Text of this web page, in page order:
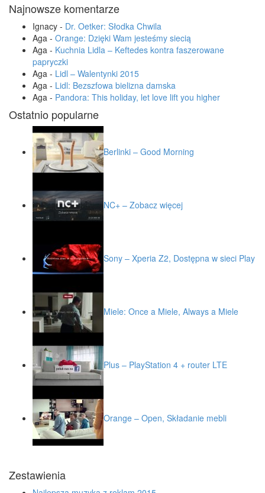
Najnowsze komentarze
Ignacy - Dr. Oetker: Słodka Chwila
Aga - Orange: Dzięki Wam jesteśmy siecią
Aga - Kuchnia Lidla – Keftedes kontra faszerowane
papryczki
Aga - Lidl – Walentynki 2015
Aga - Lidl: Bezszfowa bielizna damska
Aga - Pandora: This holiday, let love lift you higher
Ostatnio popularne
Berlinki – Good Morning
NC+ – Zobacz więcej
Sony – Xperia Z2, Dostępna w sieci Play
Miele: Once a Miele, Always a Miele
Plus – PlayStation 4 + router LTE
Orange – Open, Składanie mebli
Zestawienia